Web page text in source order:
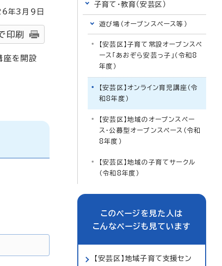
年3月9日
印刷
座を開設
子育て・教育（安芸区）
遊び場（オープンスペース等）
【安芸区】子育て常設オープンスペ
ース「あおぞら安芸っ子」（令和8
年度）
【安芸区】オンライン育児講座（令
和8年度）
【安芸区】地域のオープンスペー
ス・公募型オープンスペース（令和
8年度）
【安芸区】地域の子育てサークル
（令和8年度）
このページを見た人は
こんなページも見ています
【安芸区】地域子育て支援セン